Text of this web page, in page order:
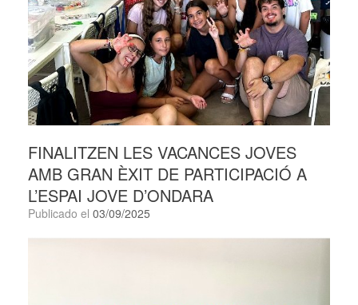
FINALITZEN LES VACANCES JOVES
AMB GRAN ÈXIT DE PARTICIPACIÓ A
L’ESPAI JOVE D’ONDARA
Publicado el 03/09/2025